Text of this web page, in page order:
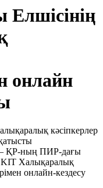
онлайн
ҚР-ның ПИР-дағы
KIT Халықаралық
онлайн-кездесу